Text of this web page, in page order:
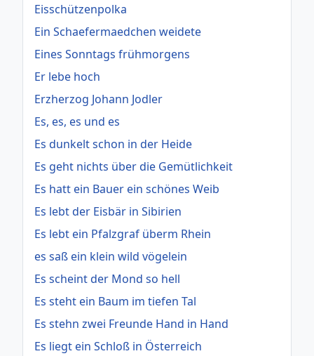
Eisschützenpolka
Ein Schaefermaedchen weidete
Eines Sonntags frühmorgens
Er lebe hoch
Erzherzog Johann Jodler
Es, es, es und es
Es dunkelt schon in der Heide
Es geht nichts über die Gemütlichkeit
Es hatt ein Bauer ein schönes Weib
Es lebt der Eisbär in Sibirien
Es lebt ein Pfalzgraf überm Rhein
es saß ein klein wild vögelein
Es scheint der Mond so hell
Es steht ein Baum im tiefen Tal
Es stehn zwei Freunde Hand in Hand
Es liegt ein Schloß in Österreich